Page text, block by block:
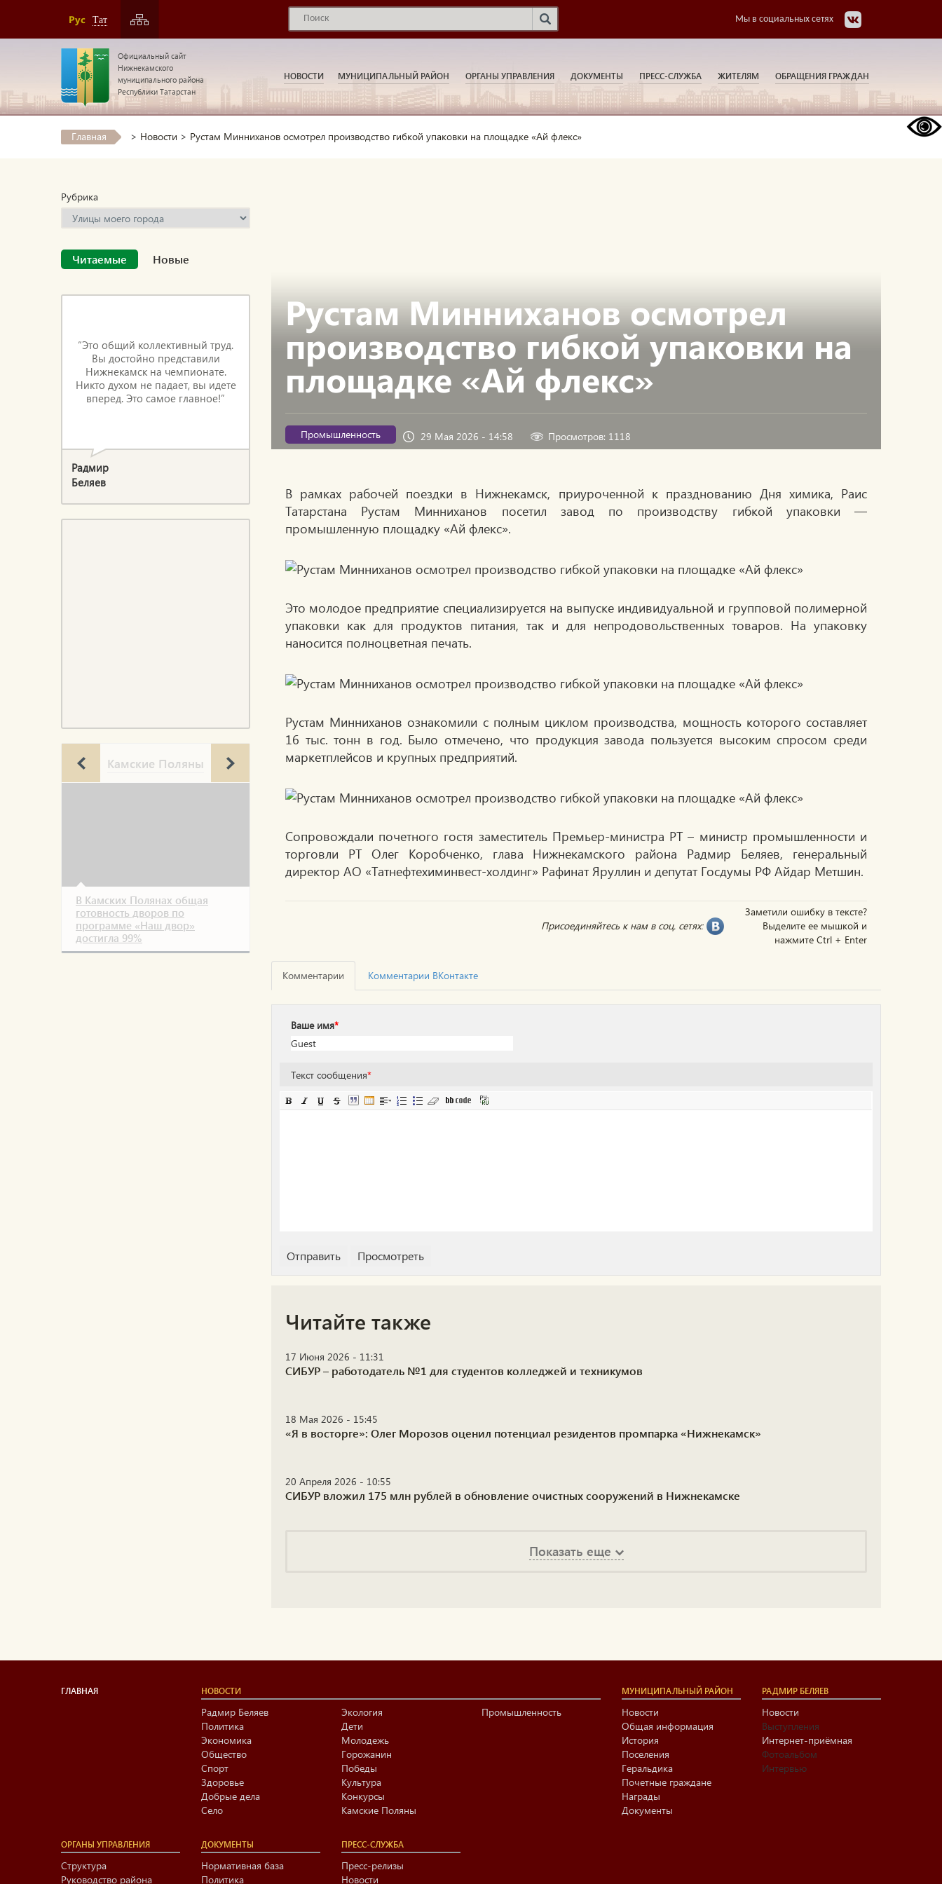
Рус Тат Мы в социальных сетях
Официальный сайт
Нижнекамского
муниципального района
Республики Татарстан
НОВОСТИ МУНИЦИПАЛЬНЫЙ РАЙОН ОРГАНЫ УПРАВЛЕНИЯ ДОКУМЕНТЫ ПРЕСС-СЛУЖБА ЖИТЕЛЯМ ОБРАЩЕНИЯ ГРАЖДАН
Главная > Новости > Рустам Минниханов осмотрел производство гибкой упаковки на площадке «Ай флекс»
Рубрика
Читаемые Новые
“Это общий коллективный труд.
Вы достойно представили
Нижнекамск на чемпионате.
Никто духом не падает, вы идете
вперед. Это самое главное!”
Радмир
Беляев
Камские Поляны
В Камских Полянах общая
готовность дворов по
программе «Наш двор»
достигла 99%
Рустам Минниханов осмотрел
производство гибкой упаковки на
площадке «Ай флекс»
Промышленность 29 Мая 2026 - 14:58 Просмотров: 1118
В рамках рабочей поездки в Нижнекамск, приуроченной к празднованию Дня химика, Раис
Татарстана Рустам Минниханов посетил завод по производству гибкой упаковки —
промышленную площадку «Ай флекс».
Это молодое предприятие специализируется на выпуске индивидуальной и групповой полимерной
упаковки как для продуктов питания, так и для непродовольственных товаров. На упаковку
наносится полноцветная печать.
Рустам Минниханов ознакомили с полным циклом производства, мощность которого составляет
16 тыс. тонн в год. Было отмечено, что продукция завода пользуется высоким спросом среди
маркетплейсов и крупных предприятий.
Сопровождали почетного гостя заместитель Премьер-министра РТ – министр промышленности и
торговли РТ Олег Коробченко, глава Нижнекамского района Радмир Беляев, генеральный
директор АО «Татнефтехиминвест-холдинг» Рафинат Яруллин и депутат Госдумы РФ Айдар Метшин.
Заметили ошибку в тексте?
Выделите ее мышкой и
нажмите Ctrl + Enter
Присоединяйтесь к нам в соц. сетях:
Комментарии Комментарии ВКонтакте
Ваше имя*
Текст сообщения*
Читайте также
17 Июня 2026 - 11:31
СИБУР – работодатель №1 для студентов колледжей и техникумов
18 Мая 2026 - 15:45
«Я в восторге»: Олег Морозов оценил потенциал резидентов промпарка «Нижнекамск»
20 Апреля 2026 - 10:55
СИБУР вложил 175 млн рублей в обновление очистных сооружений в Нижнекамске
Показать еще
ГЛАВНАЯ НОВОСТИ
Радмир Беляев
Политика
Экономика
Общество
Спорт
Здоровье
Добрые дела
Село
Экология
Дети
Молодежь
Горожанин
Победы
Культура
Конкурсы
Камские Поляны
Промышленность
МУНИЦИПАЛЬНЫЙ РАЙОН
Новости
Общая информация
История
Поселения
Геральдика
Почетные граждане
Награды
Документы
РАДМИР БЕЛЯЕВ
Новости
Выступления
Интернет-приёмная
Фотоальбом
Интервью
ОРГАНЫ УПРАВЛЕНИЯ
Структура
Руководство района
ДОКУМЕНТЫ
Нормативная база
Политика
ПРЕСС-СЛУЖБА
Пресс-релизы
Новости